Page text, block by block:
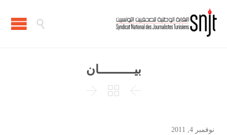

بيــــــــــان



نوفمبر 4, 2011